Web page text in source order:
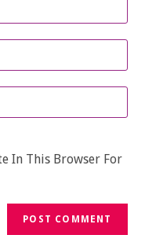
In This Browser For